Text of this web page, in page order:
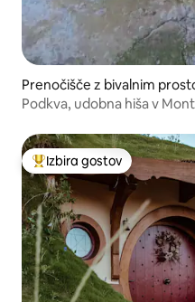
Prenočišče z bivalnim
emayor del Río
Podkva, udobna hiša v
Najbolj priljubljena
Izbira gostov